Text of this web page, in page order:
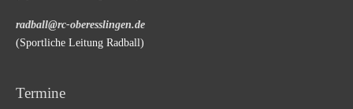
radball@rc-oberesslingen.de
(Sportliche Leitung Radball)
Termine